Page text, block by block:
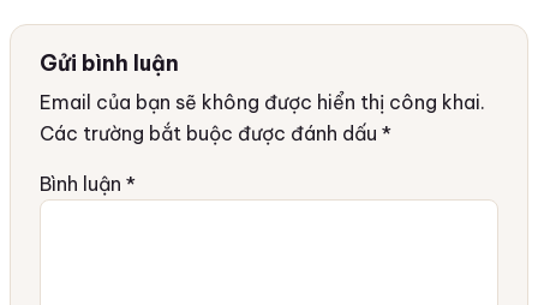
Gửi bình luận
Email của bạn sẽ không được hiển thị công khai.
Các trường bắt buộc được đánh dấu *
Bình luận *